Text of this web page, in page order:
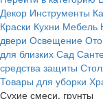
Декор Инструменты
Краски Кухни Мебель
двери Освещение
для близких Сад
средства защиты
Товары для уборки
Сухие смеси, грунты